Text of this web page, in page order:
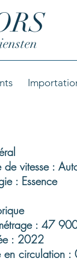
de vitesse :
: Essence
: 47
: 2022
en